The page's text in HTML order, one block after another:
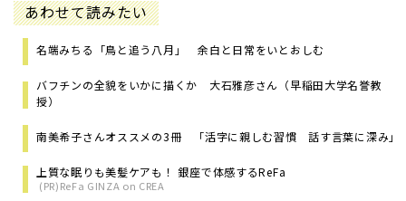
あわせて読みたい
名端みちる「鳥と追う八月」 余白と日常をいとおしむ
バフチンの全貌をいかに描くか 大石雅彦さん（早稲田大学名誉教
授）
南美希子さんオススメの3冊 「活字に親しむ習慣 話す言葉に深み」
上質な眠りも美髪ケアも！ 銀座で体感するReFa
(PR)ReFa GINZA on CREA